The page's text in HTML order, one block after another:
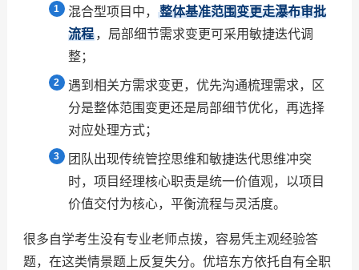
混合型项目中，
整体基准范围变更走瀑布审批
流程，局部细节需求变更可采用敏捷迭代调
整；
遇到相关方需求变更，优先沟通梳理需求，区
分是整体范围变更还是局部细节优化，再选择
对应处理方式；
团队出现传统管控思维和敏捷迭代思维冲突
时，项目经理核心职责是统一价值观，以项目
价值交付为核心，平衡流程与灵活度。
很多自学考生没有专业老师点拨，容易凭主观经验答
题，在这类情景题上反复失分。优培东方依托自有全职